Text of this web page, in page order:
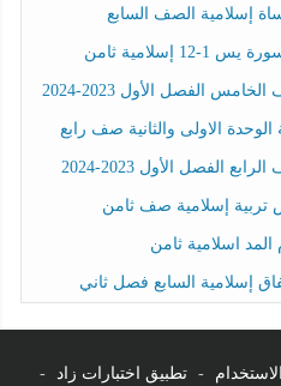
إسلامية الصف السابع
ثامن
الفصل الأول 2023-2024
الاولى والثانية صف رابع
الفصل الأول 2023-2024
إسلامية صف ثامن
اسلامية ثامن
إسلامية السابع فصل ثاني
- تطبيق اختبارات زاد -